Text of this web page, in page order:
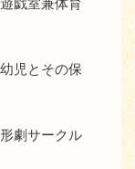
児とその保
劇サークル